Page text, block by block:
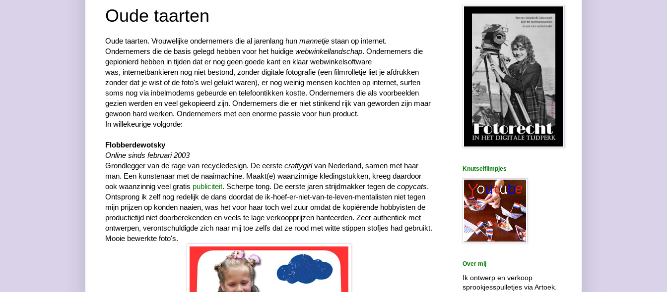
Oude taarten
Oude taarten. Vrouwelijke ondernemers die al jarenlang hun mannetje staan op internet.
Ondernemers die de basis gelegd hebben voor het huidige webwinkellandschap. Ondernemers die
gepionierd hebben in tijden dat er nog geen goede kant en klaar webwinkelsoftware
was, internetbankieren nog niet bestond, zonder digitale fotografie (een filmrolletje liet je afdrukken
zonder dat je wist of de foto's wel gelukt waren), er nog weinig mensen kochten op internet, surfen
soms nog via inbelmodems gebeurde en telefoontikken kostte. Ondernemers die als voorbeelden
gezien werden en veel gekopieerd zijn. Ondernemers die er niet stinkend rijk van geworden zijn maar
gewoon hard werken. Ondernemers met een enorme passie voor hun product.
In willekeurige volgorde:
Flobberdewotsky
Online sinds februari 2003
Grondlegger van de rage van recycledesign. De eerste craftygirlvan Nederland, samen met haar
man. Een kunstenaar met de naaimachine. Maakt(e) waanzinnige kledingstukken, kreeg daardoor
ook waanzinnig veel gratis publiciteit. Scherpe tong. De eerste jaren strijdmakker tegen de copycats.
Ontsprong ik zelf nog redelijk de dans doordat de ik-hoef-er-niet-van-te-leven-mentalisten niet tegen
mijn prijzen op konden naaien, was het voor haar toch wel zuur omdat de kopiërende hobbyisten de
productietijd niet doorberekenden en veels te lage verkoopprijzen hanteerden. Zeer authentiek met
ontwerpen, verontschuldigde zich naar mij toe zelfs dat ze rood met witte stippen stofjes had gebruikt.
Mooie bewerkte foto's.
Knutselfilmpjes
Over mij
Ik ontwerp en verkoop
sprookjesspulletjes via Artoek.